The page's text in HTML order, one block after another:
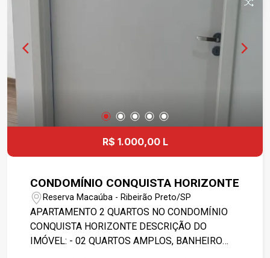
R$ 1.000,00 L
CONDOMÍNIO CONQUISTA HORIZONTE
Reserva Macaúba - Ribeirão Preto/SP
APARTAMENTO 2 QUARTOS NO CONDOMÍNIO
CONQUISTA HORIZONTE DESCRIÇÃO DO
IMÓVEL: - 02 QUARTOS AMPLOS, BANHEIRO